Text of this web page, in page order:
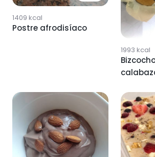
1409 kcal
Postre afrodisíaco
1993 kcal